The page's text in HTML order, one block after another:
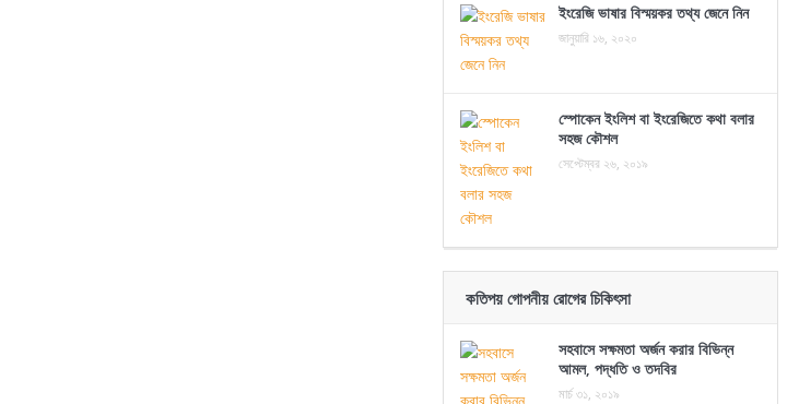
ইংরেজি ভাষার বিস্ময়কর তথ্য জেনে নিন
জানুয়ারি ১৬, ২০২০
স্পোকেন ইংলিশ বা ইংরেজিতে কথা বলার
সহজ কৌশল
সেপ্টেম্বর ২৬, ২০১৯
কতিপয় গোপনীয় রোগের চিকিৎসা
সহবাসে সক্ষমতা অর্জন করার বিভিন্ন
আমল, পদ্ধতি ও তদবির
মার্চ ৩১, ২০১৯